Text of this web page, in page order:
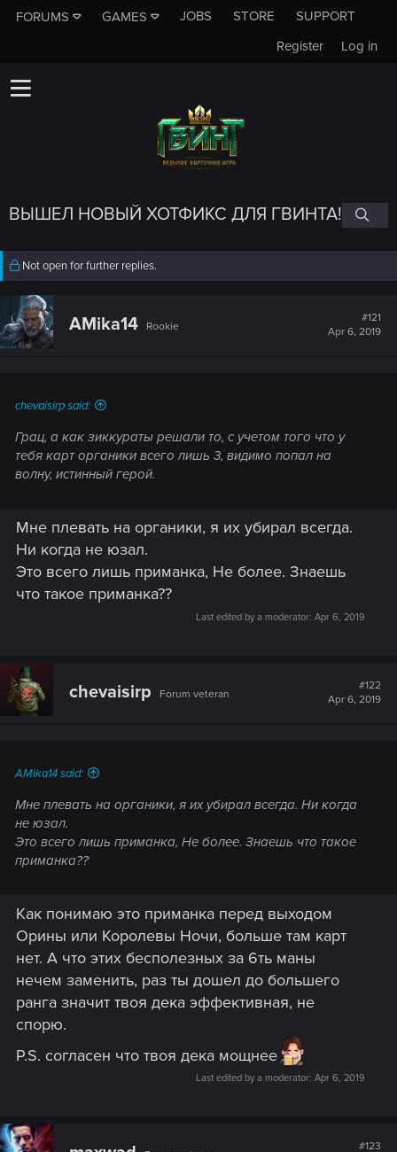
FORUMS GAMES JOBS STORE
SUPPORT
Log in
Register
ВЫШЕЛ НОВЫЙ ХОТФИКС ДЛЯ ГВИНТА!
Not open for further replies.
AMika14 Rookie
#121
Apr 6, 2019
chevaisirp said:
Грац, а как зиккураты решали то, с учетом того что у
тебя карт органики всего лишь 3, видимо попал на
волну, истинный герой.
Мне плевать на органики, я их убирал всегда.
Ни когда не юзал.
Это всего лишь приманка, Не более. Знаешь
что такое приманка??
Last edited by a moderator: Apr 6, 2019
chevaisirp Forum veteran
#122
Apr 6, 2019
AMika14 said:
Мне плевать на органики, я их убирал всегда. Ни когда
не юзал.
Это всего лишь приманка, Не более. Знаешь что такое
приманка??
Как понимаю это приманка перед выходом
Орины или Королевы Ночи, больше там карт
нет. А что этих бесполезных за 6ть маны
нечем заменить, раз ты дошел до большего
ранга значит твоя дека эффективная, не
спорю.
P.S. согласен что твоя дека мощнее
Last edited by a moderator: Apr 6, 2019
#123